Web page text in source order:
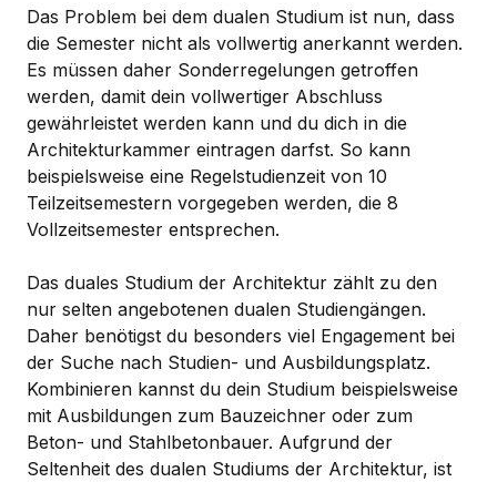
Das Problem bei dem dualen Studium ist nun, dass
die Semester nicht als vollwertig anerkannt werden.
Es müssen daher Sonderregelungen getroffen
werden, damit dein vollwertiger Abschluss
gewährleistet werden kann und du dich in die
Architekturkammer eintragen darfst. So kann
beispielsweise eine Regelstudienzeit von 10
Teilzeitsemestern vorgegeben werden, die 8
Vollzeitsemester entsprechen.
Das duales Studium der Architektur zählt zu den
nur selten angebotenen dualen Studiengängen.
Daher benötigst du besonders viel Engagement bei
der Suche nach Studien- und Ausbildungsplatz.
Kombinieren kannst du dein Studium beispielsweise
mit Ausbildungen zum Bauzeichner oder zum
Beton- und Stahlbetonbauer. Aufgrund der
Seltenheit des dualen Studiums der Architektur, ist